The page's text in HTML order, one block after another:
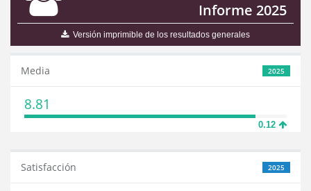
Informe 2025
Versión imprimible de los resultados generales
2025
Media
8.81
0.12
2025
Satisfacción